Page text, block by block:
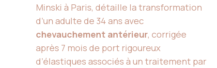
Minski à Paris, détaille la transformation
d’un adulte de 34 ans avec
chevauchement antérieur, corrigée
après 7 mois de port rigoureux
d’élastiques associés à un traitement par